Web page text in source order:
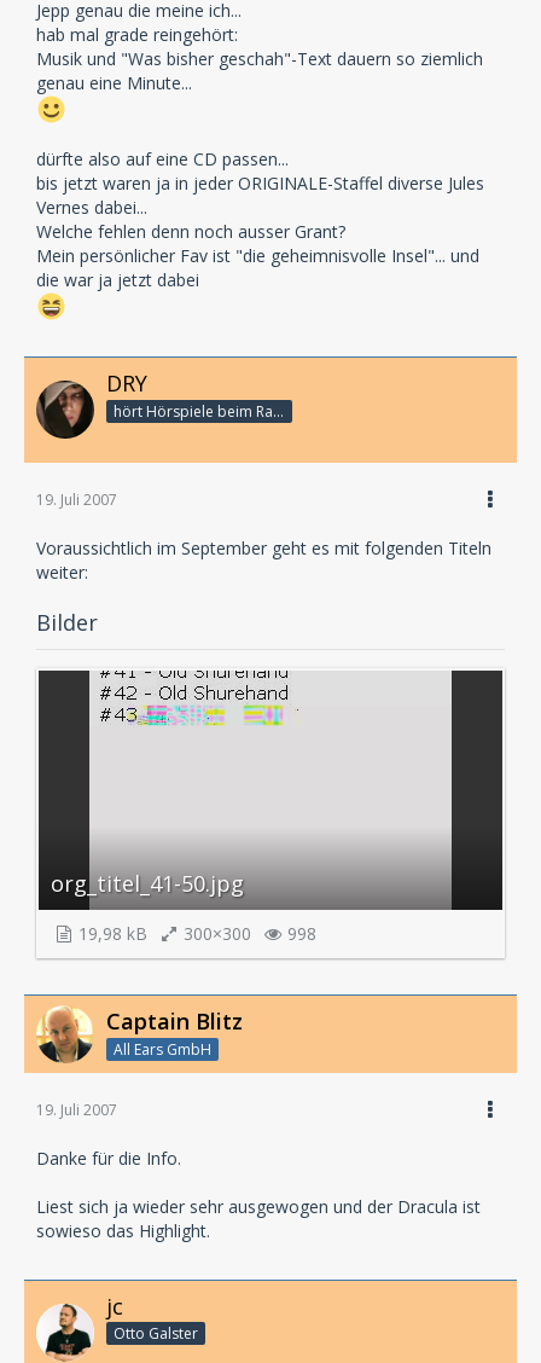
Jepp genau die meine ich...
hab mal grade reingehört:
Musik und "Was bisher geschah"-Text dauern so ziemlich
genau eine Minute...
dürfte also auf eine CD passen...
bis jetzt waren ja in jeder ORIGINALE-Staffel diverse Jules
Vernes dabei...
Welche fehlen denn noch ausser Grant?
Mein persönlicher Fav ist "die geheimnisvolle Insel"... und
die war ja jetzt dabei
DRY
hört Hörspiele beim Rasenmähen
19. Juli 2007
Voraussichtlich im September geht es mit folgenden Titeln
weiter:
Bilder
org_titel_41-50.jpg
19,98 kB 300×300 998
Captain Blitz
All Ears GmbH
19. Juli 2007
Danke für die Info.
Liest sich ja wieder sehr ausgewogen und der Dracula ist
sowieso das Highlight.
jc
Otto Galster